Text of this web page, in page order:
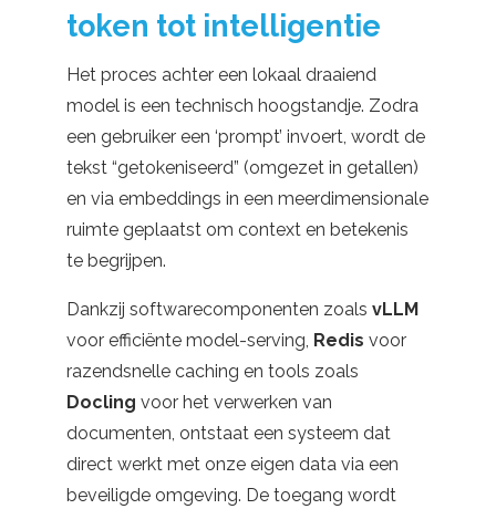
token tot intelligentie
Het proces achter een lokaal draaiend
model is een technisch hoogstandje. Zodra
een gebruiker een ‘prompt’ invoert, wordt de
tekst “getokeniseerd” (omgezet in getallen)
en via embeddings in een meerdimensionale
ruimte geplaatst om context en betekenis
te begrijpen.
Dankzij softwarecomponenten zoalsvLLM
voor efficiënte model-serving, Redis voor
razendsnelle caching en tools zoals
Docling voor het verwerken van
documenten, ontstaat een systeem dat
direct werkt met onze eigen data via een
beveiligde omgeving. De toegang wordt